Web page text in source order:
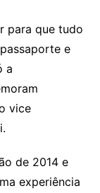
para que tudo
e
a
vice
de 2014 e
experiência